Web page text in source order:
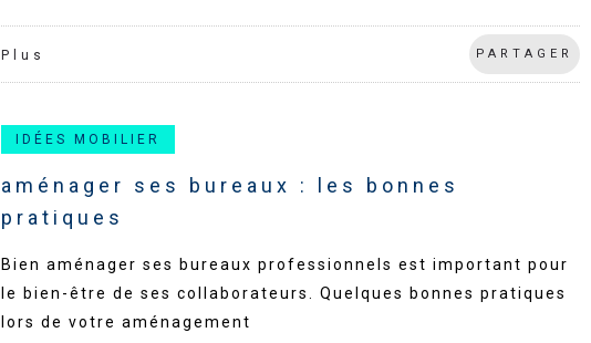
Plus PARTAGER
IDÉES MOBILIER
aménager ses bureaux : les bonnes
pratiques
Bien aménager ses bureaux professionnels est important pour
le bien-être de ses collaborateurs. Quelques bonnes pratiques
lors de votre aménagement